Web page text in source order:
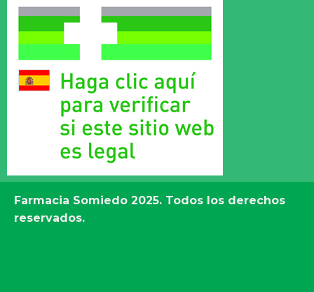
Farmacia Somiedo 2025. Todos los derechos
reservados.